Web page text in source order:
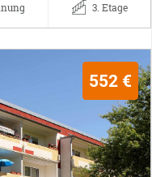
3. Etage
552 €